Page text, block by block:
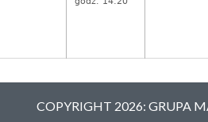
COPYRIGHT 2026: GRUPA